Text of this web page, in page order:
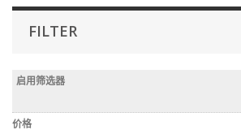
FILTER
启用筛选器
价格